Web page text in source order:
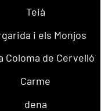
Teià
i els Monjos
Coloma de Cervelló
Carme
dena